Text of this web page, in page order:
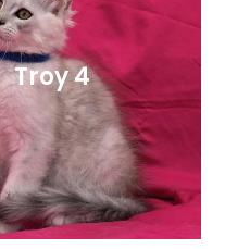
Troy 4